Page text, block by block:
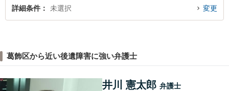
詳細条件 未選択 変更
葛飾区から近い後遺障害に強い弁護士
井川 憲太郎 弁護士